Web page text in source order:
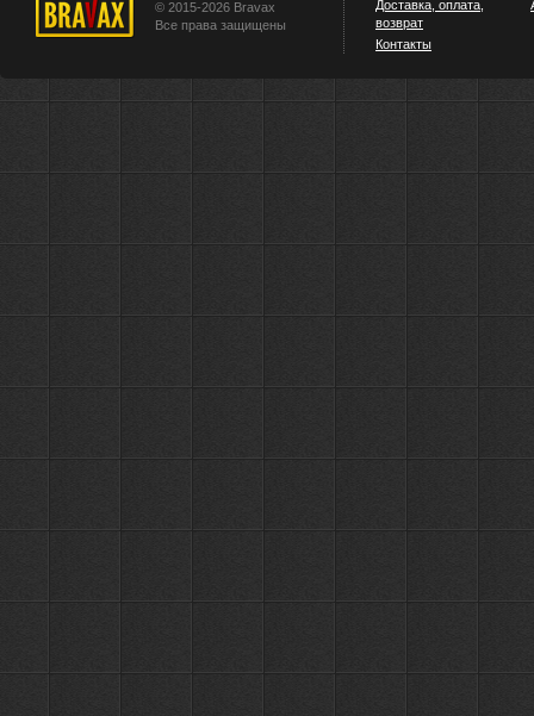
© 2015-2026 Bravax
Все права защищены
Доставка, оплата,
возврат
Контакты